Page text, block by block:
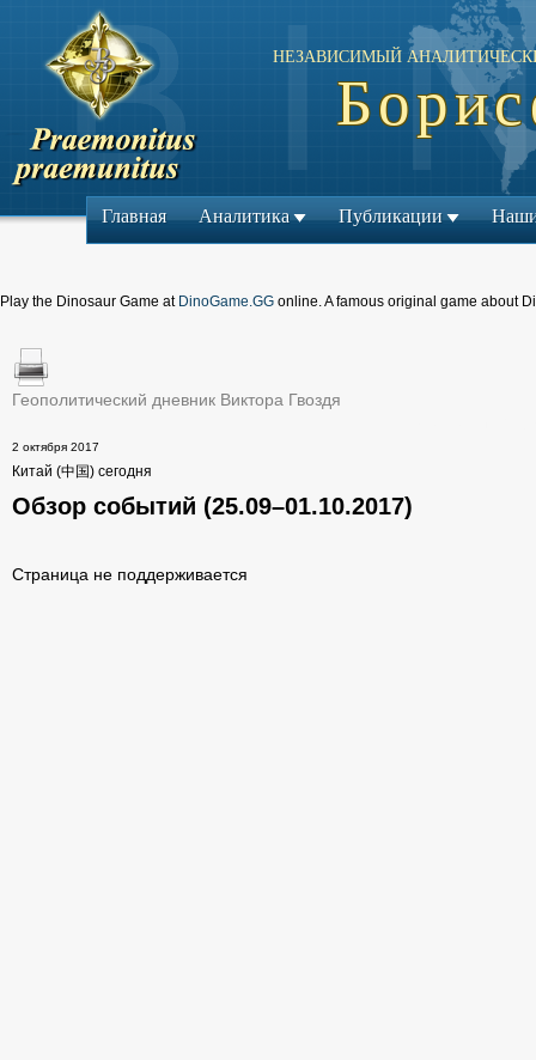
НЕЗАВИСИМЫЙ
Главная Аналитика Публикации
Play the Dinosaur Game at DinoGame.GG online. A famous original game about
Геополитический дневник Виктора Гвоздя
2 октября 2017
Китай (中国) сегодня
Обзор событий (25.09–01.10.2017)
Страница не поддерживается